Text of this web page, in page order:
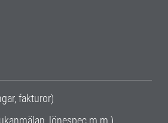
fakturor)
lönespec m.m.)